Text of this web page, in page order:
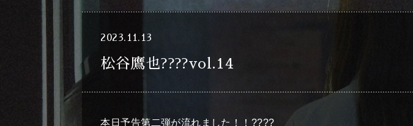
2023.11.13
松谷鷹也????vol.14
本日予告第二弾が流れました！！????